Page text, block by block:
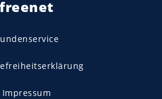
freenet
Impressum